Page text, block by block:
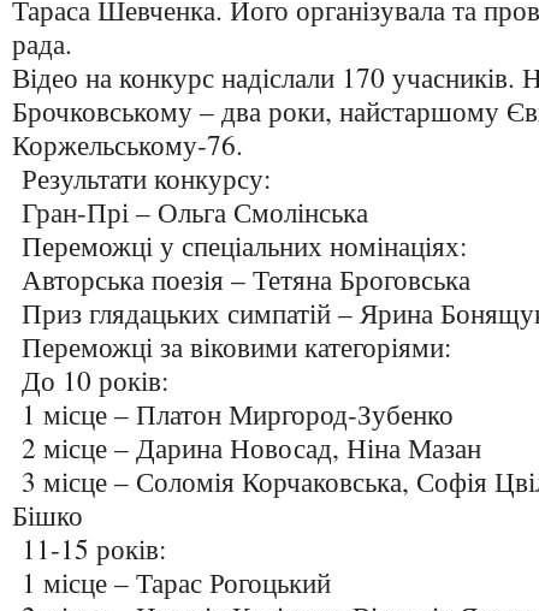
Тараса Шевченка. Його організувала та
рада.
Відео на конкурс надіслали 170
Брочковському – два роки, найстаршому
Коржельському-76.
Результати конкурсу:
Гран-Прі – Ольга Смолінська
Переможці у спеціальних номінаціях:
Авторська поезія – Тетяна Броговська
Приз глядацьких симпатій – Ярина
Переможці за віковими категоріями:
До 10 років:
1 місце – Платон Миргород-Зубенко
2 місце – Дарина Новосад, Ніна Мазан
3 місце – Соломія Корчаковська, Софія
Бішко
11-15 років:
1 місце – Тарас Рогоцький